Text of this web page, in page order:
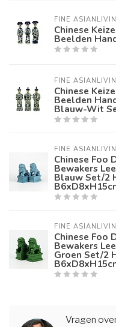
FINE
Chinese
Beelden
FINE
Chinese
Beelden
Blauw-Wit
FINE
Chinese Foo
Bewakers
Blauw Set/2
FINE
Chinese Foo
Bewakers
Groen Set/2
Vragen